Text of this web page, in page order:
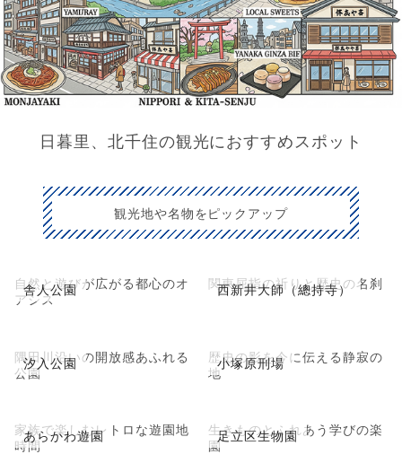
日暮里、北千住の観光におすすめスポット
観光地や名物をピックアップ
舎人公園
自然と遊びが広がる都心のオ
アシス
西新井大師（總持寺）
関東屈指の祈りと歴史の名刹
汐入公園
隅田川沿いの開放感あふれる
公園
小塚原刑場
歴史の影を今に伝える静寂の
地
あらかわ遊園
家族で楽しむレトロな遊園地
時間
足立区生物園
生きものとふれあう学びの楽
園